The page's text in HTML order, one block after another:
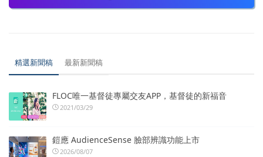
精選新聞稿 最新新聞稿
FLOC唯一基督徒專屬交友APP，基督徒的新福音
2021/03/29
鎧應 AudienceSense 臉部辨識功能上市
2026/08/07